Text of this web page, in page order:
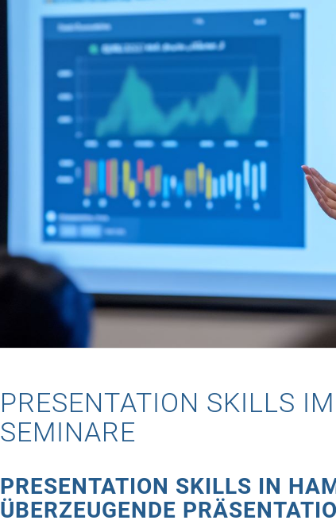
PRESENTATION SKILLS
SEMINARE
PRESENTATION SKILLS IN
ÜBERZEUGENDE